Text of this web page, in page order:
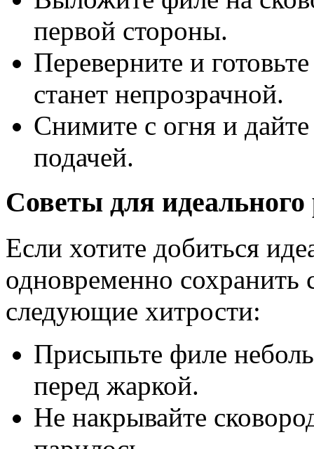
первой стороны.
Переверните и
станет непрозрачной.
Снимите с огня и
подачей.
Советы для идеального
Если хотите добиться
одновременно сохранить
следующие хитрости:
Присыпьте филе
перед жаркой.
Не накрывайте